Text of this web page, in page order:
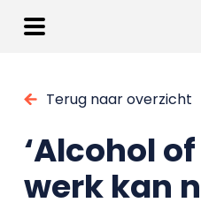
Terug naar overzicht
‘Alcohol
werk kan